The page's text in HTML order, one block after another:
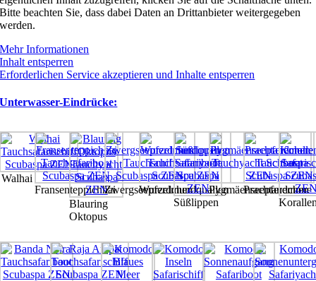
Bitte beachten Sie, dass dabei Daten an Drittanbieter weitergegeben
werden.
Mehr Informationen
Inhalt entsperren
Erforderlichen Service akzeptieren und Inhalte entsperren
Unterwasser-Eindrücke:
Walhai
Fransenteppichhai
Blauring
Oktopus
Zwergseepferdchen
Wurzelmundquallen
Süßlippen
Pygmäenseepferdchen
Prachtanemone